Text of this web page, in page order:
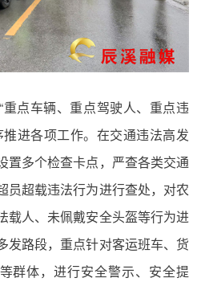
点车辆、重点驾驶人、重点违
进各项工作。在交通违法高发
置多个检查卡点，严查各类交通
员超载违法行为进行查处，对农
载人、未佩戴安全头盔等行为进
发路段，重点针对客运班车、货
群体，进行安全警示、安全提